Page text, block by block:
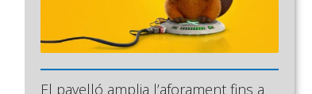
El pavelló amplia l’aforament fins a